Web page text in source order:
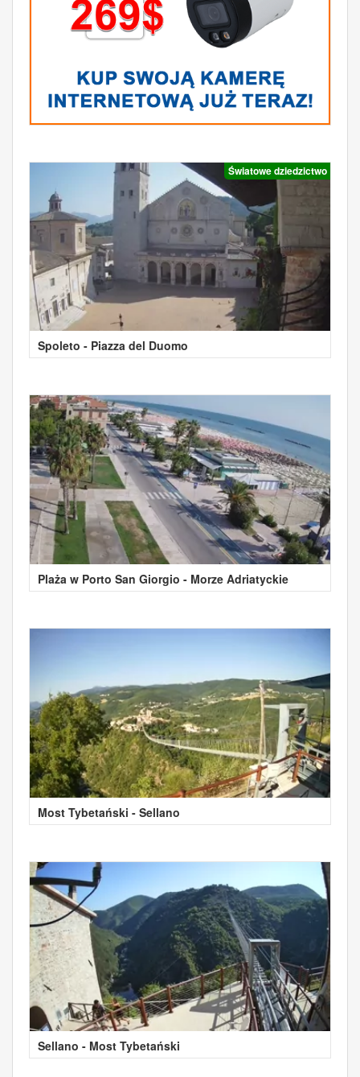
Światowe dziedzictwo
Spoleto - Piazza del Duomo
Plaża w Porto San Giorgio - Morze Adriatyckie
Most Tybetański - Sellano
Sellano - Most Tybetański